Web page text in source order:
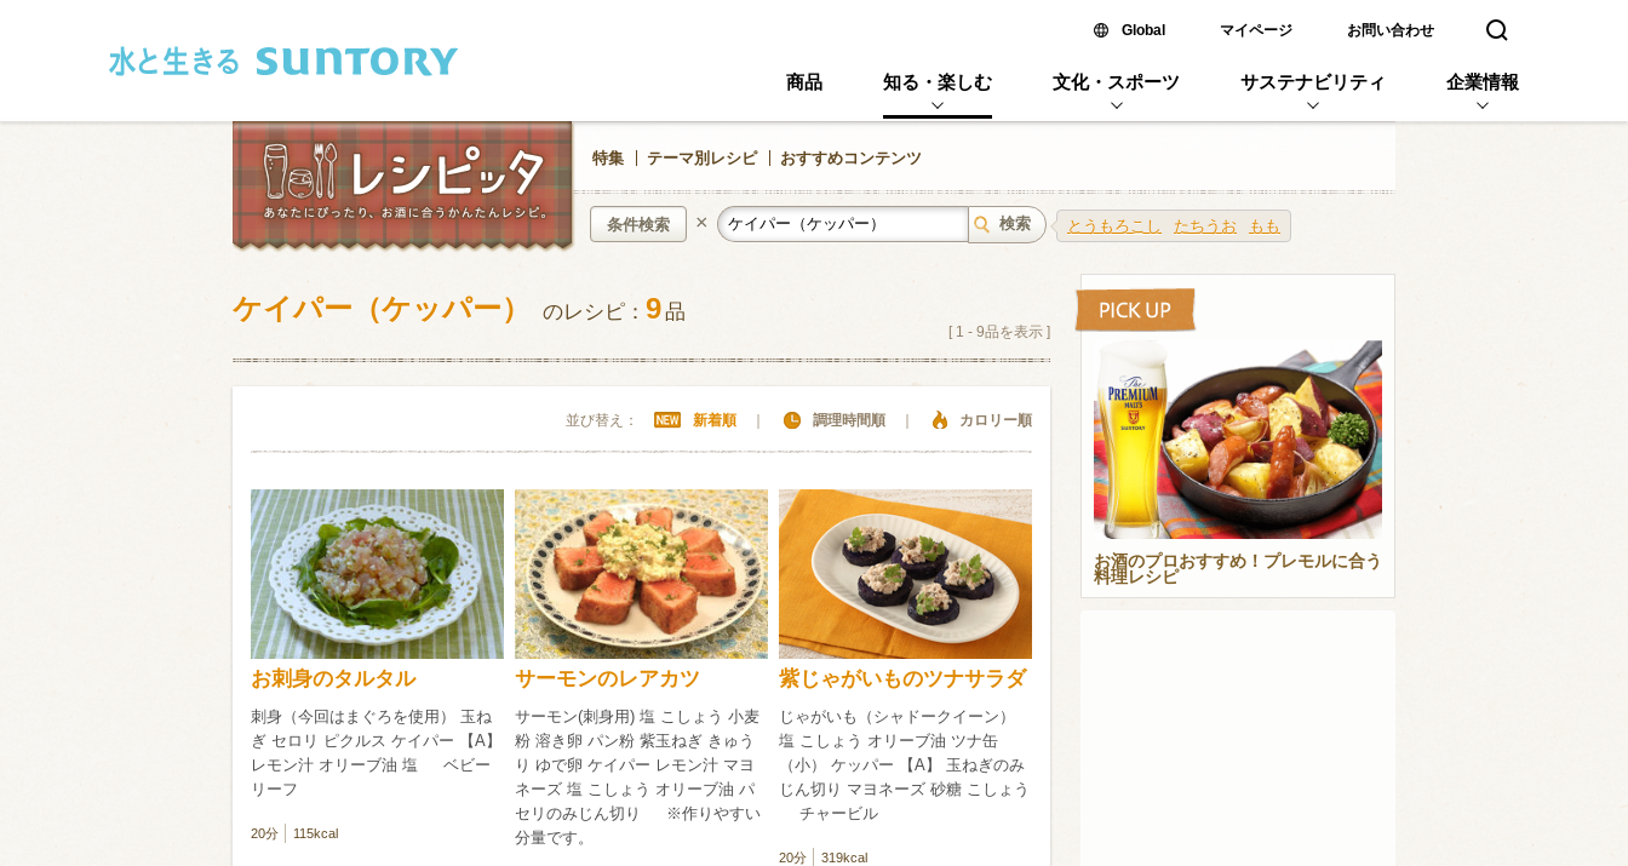
Global新しいウィンドウで開く
マイページ お問い合わせ 検索窓を開く
商品 知る・楽しむ 文化・スポーツ サステナビリティ 企業情報
特集 テーマ別レシピ おすすめコンテンツ
とうもろこし たちうお もも
条件検索 ×
和食 洋食
フレンチ アジア・エスニック その他・創作料理 スイーツ
肉 魚介類 野菜・いも類 きのこ
卵・乳製品 豆腐・豆類 加工食品系 くだもの
お米・麺
類・穀物
その他
ビール ハイボール（ウイスキー） ウイスキー・ブランデー 焼酎
赤ワイン
検索
ケイパー（ケッパー） のレシピ： 9品
[ 1 - 9品を表示 ]
並び替え： 新着順 調理時間順 カロリー順
お刺身のタルタル
刺身（今回はまぐろを使用） 玉ね
ぎ セロリ ピクルス ケイパー 【A】
レモン汁 オリーブ油 塩 ベビー
リーフ
20分 115kcal
サーモンのレアカツ
サーモン(刺身用) 塩 こしょう 小麦
粉 溶き卵 パン粉 紫玉ねぎ きゅう
り ゆで卵 ケイパー レモン汁 マヨ
ネーズ 塩 こしょう オリーブ油 パ
セリのみじん切り ※作りやすい
分量です。
紫じゃがいものツナサラダ
じゃがいも（シャドークイーン）
塩 こしょう オリーブ油 ツナ缶
（小） ケッパー 【A】 玉ねぎのみ
じん切り マヨネーズ 砂糖 こしょう
チャービル
20分 319kcal
お酒のプロおすすめ！プレモルに合う
料理レシピ